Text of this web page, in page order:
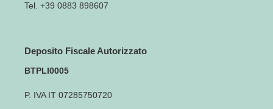
Tel. +39 0883 898607
Deposito Fiscale Autorizzato
BTPLI0005
P. IVA IT 07285750720